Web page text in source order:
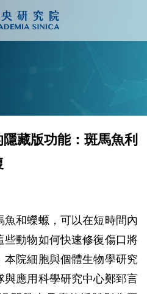
藏版功能：斑馬魚利
和蠑螈，可以在短時間內
動物如何快速修復傷口將
院細胞與個體生物學研究
與應用科學研究中心鄭郅言